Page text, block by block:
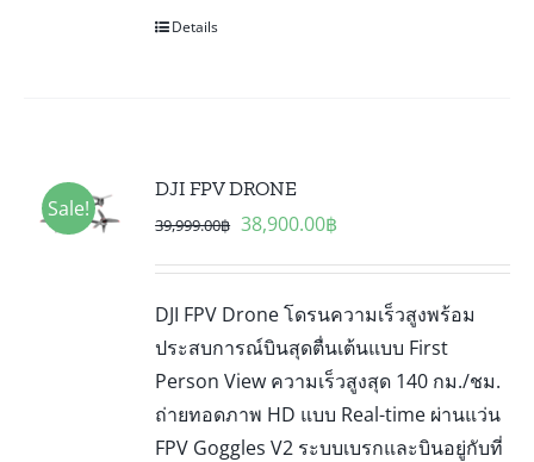
Details
Sale!
DJI FPV DRONE
39,999.00฿ Original
39,999.00฿.
38,900.00฿
38,900.00฿.
DJI FPV Drone โดรนความเร็วสูงพร้อม
ประสบการณ์บินสุดตื่นเต้นแบบ First
Person View ความเร็วสูงสุด 140 กม./ชม.
ถ่ายทอดภาพ HD แบบ Real-time ผ่านแว่น
FPV Goggles V2 ระบบเบรกและบินอยู่กับที่